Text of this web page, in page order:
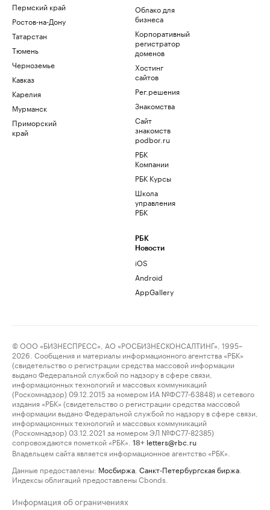
Пермский край
Ростов-на-Дону
Татарстан
Тюмень
Черноземье
Кавказ
Карелия
Мурманск
Приморский
край
Облако для
бизнеса
Корпоративный
регистратор
доменов
Хостинг
сайтов
Рег.решения
Знакомства
Сайт
знакомств
podbor.ru
РБК
Компании
РБК Курсы
Школа
управления
РБК
РБК
Новости
iOS
Android
AppGallery
© ООО «БИЗНЕСПРЕСС», АО «РОСБИЗНЕСКОНСАЛТИНГ», 1995–
2026. Сообщения и материалы информационного агентства «РБК»
(свидетельство о регистрации средства массовой информации
выдано Федеральной службой по надзору в сфере связи,
информационных технологий и массовых коммуникаций
(Роскомнадзор) 09.12.2015 за номером ИА №ФС77-63848) и сетевого
издания «РБК» (свидетельство о регистрации средства массовой
информации выдано Федеральной службой по надзору в сфере связи,
информационных технологий и массовых коммуникаций
(Роскомнадзор) 03.12.2021 за номером ЭЛ №ФС77-82385)
сопровождаются пометкой «РБК».
18+ letters@rbc.ru
Владельцем сайта является информационное агентство «РБК».
Данные предоставлены: Мосбиржа Санкт-Петербургская биржа
Индексы облигаций предоставлены Cbonds.
Информация об ограничениях